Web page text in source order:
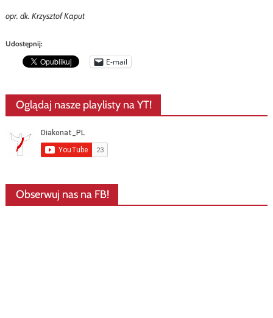
opr. dk. Krzysztof Kaput
Udostępnij:
E-mail
Oglądaj nasze playlisty na YT!
Obserwuj nas na FB!